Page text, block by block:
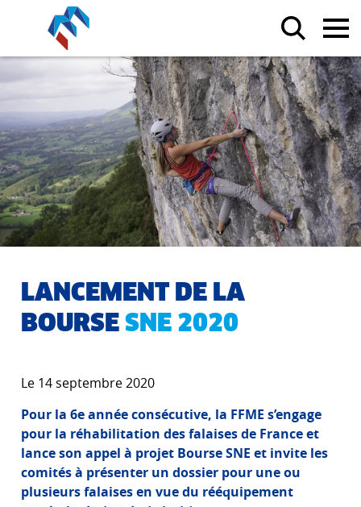
LANCEMENT DE LA
BOURSE SNE 2020
Le 14 septembre 2020
Pour la 6e année consécutive, la FFME s’engage
pour la réhabilitation des falaises de France et
lance son appel à projet Bourse SNE et invite les
comités à présenter un dossier pour une ou
plusieurs falaises en vue du rééquipement